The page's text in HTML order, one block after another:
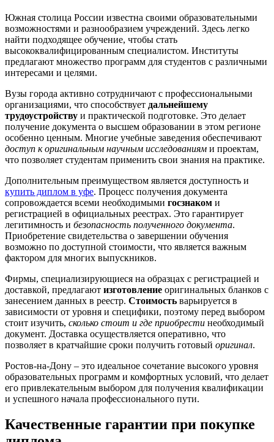
Южная столица России известна своими образовательными
возможностями и разнообразием учреждений. Здесь легко
найти подходящее обучение, чтобы стать
высококвалифицированным специалистом. Институты
предлагают множество программ для студентов с различными
интересами и целями.
Вузы города активно сотрудничают с профессиональными
организациями, что способствует дальнейшему
трудоустройству и практической подготовке. Это делает
получение документа о высшем образовании в этом регионе
особенно ценным. Многие учебные заведения обеспечивают
доступ к оригинальным научным исследованиям и проектам,
что позволяет студентам применить свои знания на практике.
Дополнительным преимуществом является доступность и
купить диплом в уфе. Процесс получения документа
сопровождается всеми необходимыми госзнаком и
регистрацией в официальных реестрах. Это гарантирует
легитимность и безопасность полученного документа.
Приобретение свидетельства о завершении обучения
возможно по доступной стоимости, что является важным
фактором для многих выпускников.
Фирмы, специализирующиеся на образцах с регистрацией и
доставкой, предлагают изготовление оригинальных бланков с
занесением данных в реестр. Стоимость варьируется в
зависимости от уровня и специфики, поэтому перед выбором
стоит изучить, сколько стоит и где приобрести необходимый
документ. Доставка осуществляется оперативно, что
позволяет в кратчайшие сроки получить готовый оригинал.
Ростов-на-Дону – это идеальное сочетание высокого уровня
образовательных программ и комфортных условий, что делает
его привлекательным выбором для получения квалификации
и успешного начала профессионального пути.
Качественные гарантии при покупке